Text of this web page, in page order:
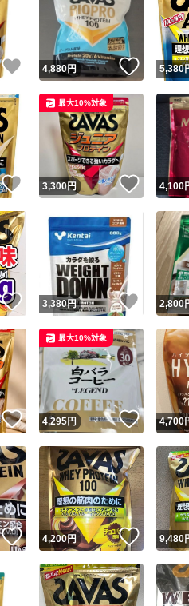
Yahoo!
安心取引
安心
取引実績
取引
他フ
スピード
※このバッ
スピ
スピ
いいね！
4,880円 いいね
5,380
いいね！
3,300円 いいね
最大10%対象
4,100
いいね！
3,380円 いいね
2,800
いいね！
4,295円 いいね
最大10%対象
4,700
いいね！
4,200円 いいね
9,480